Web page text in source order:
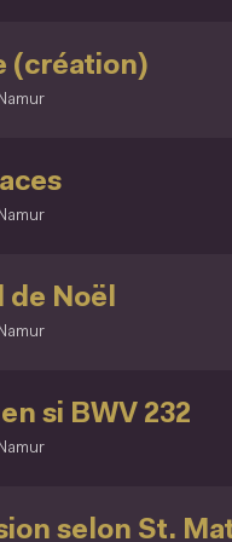
(création)
de Noël
si BWV 232
selon St.